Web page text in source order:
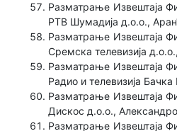
Разматрање Извештаја
РТВ Шумадија д.о.о.,
Разматрање Извештаја
Сремска телевизија
Разматрање Извештаја
Радио и телевизија
Разматрање Извештаја
Дискос д.о.о.,
Разматрање Извештаја